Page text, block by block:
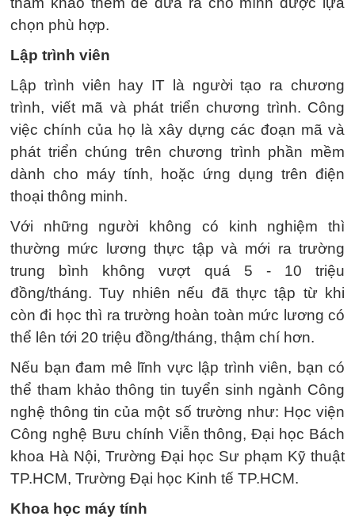
chọn phù hợp.
Lập trình viên
Lập trình viên hay IT là người tạo ra chương
trình, viết mã và phát triển chương trình. Công
việc chính của họ là xây dựng các đoạn mã và
phát triển chúng trên chương trình phần mềm
dành cho máy tính, hoặc ứng dụng trên điện
thoại thông minh.
Với những người không có kinh nghiệm thì
thường mức lương thực tập và mới ra trường
trung bình không vượt quá 5 - 10 triệu
đồng/tháng. Tuy nhiên nếu đã thực tập từ khi
còn đi học thì ra trường hoàn toàn mức lương có
thể lên tới 20 triệu đồng/tháng, thậm chí hơn.
Nếu bạn đam mê lĩnh vực lập trình viên, bạn có
thể tham khảo thông tin tuyển sinh ngành Công
nghệ thông tin của một số trường như: Học viện
Công nghệ Bưu chính Viễn thông, Đại học Bách
khoa Hà Nội, Trường Đại học Sư phạm Kỹ thuật
TP.HCM, Trường Đại học Kinh tế TP.HCM.
Khoa học máy tính